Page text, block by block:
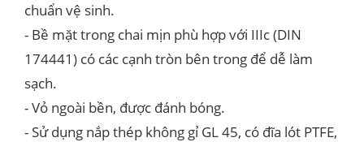
chuẩn vệ sinh.
- Bề mặt trong chai mịn phù hợp với IIIc (DIN
174441) có các cạnh tròn bên trong để dễ làm
sạch.
- Vỏ ngoài bền, được đánh bóng.
- Sử dụng nắp thép không gỉ GL 45, có đĩa lót PTFE,